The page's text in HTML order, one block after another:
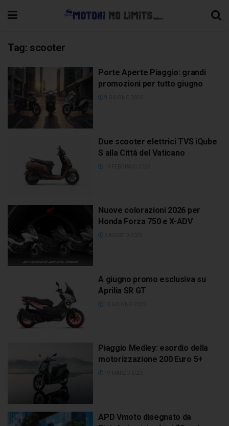
Tag: scooter
Porte Aperte Piaggio: grandi
promozioni per tutto giugno
Due scooter elettrici TVS iQube
S alla Città del Vaticano
Nuove colorazioni 2026 per
Honda Forza 750 e X-ADV
A giugno promo esclusiva su
Aprilia SR GT
Piaggio Medley: esordio della
motorizzazione 200 Euro 5+
APD Vmoto disegnato da